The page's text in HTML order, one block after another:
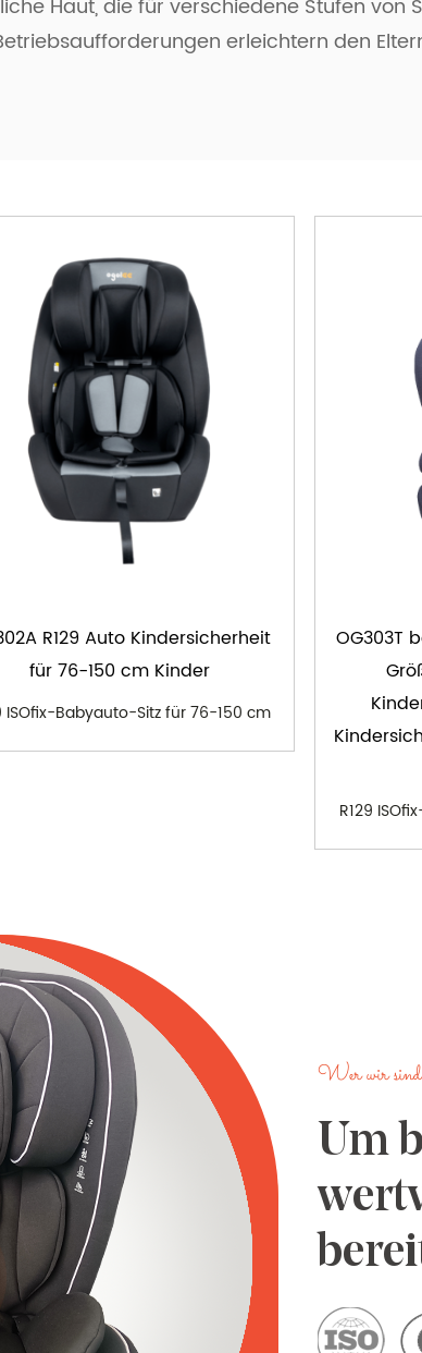
Haut, die für verschiedene Stufen von
erleichtern den
R129 Auto Kindersicherheit
für 76-150 cm Kinder
ISOfix-Babyauto-Sitz für 76-150 cm
OG303T
R129
Wer wir sind
Um